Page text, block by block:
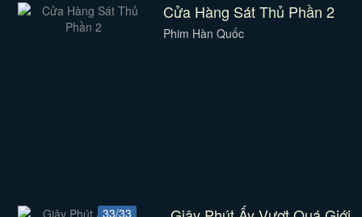
Cửa Hàng Sát Thủ Phần 2
Phim Hàn Quốc
33/33